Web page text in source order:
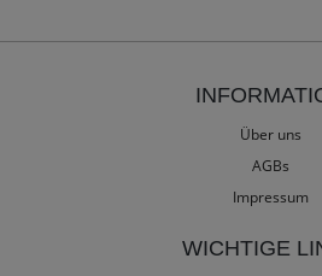
Über uns
AGBs
Impressum
WICHTIGE